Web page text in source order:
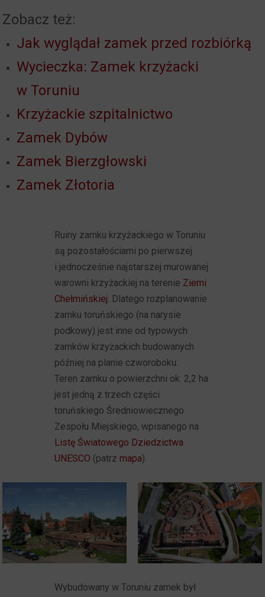
Zobacz też:
Jak wyglądał zamek przed rozbiórką
Wycieczka: Zamek krzyżacki
w Toruniu
Krzyżackie szpitalnictwo
Zamek Dybów
Zamek Bierzgłowski
Zamek Złotoria
Ruiny zamku krzyżackiego w Toruniu
są pozostałościami po pierwszej
i jednocześnie najstarszej murowanej
warowni krzyżackiej na terenie Ziemi
Chełmińskiej. Dlatego rozplanowanie
zamku toruńskiego (na narysie
podkowy) jest inne od typowych
zamków krzyżackich budowanych
później na planie czworoboku.
Teren zamku o powierzchni ok. 2,2 ha
jest jedną z trzech części
toruńskiego Średniowiecznego
Zespołu Miejskiego, wpisanego na
Listę Światowego Dziedzictwa
UNESCO (patrz mapa).
Wybudowany w Toruniu zamek był